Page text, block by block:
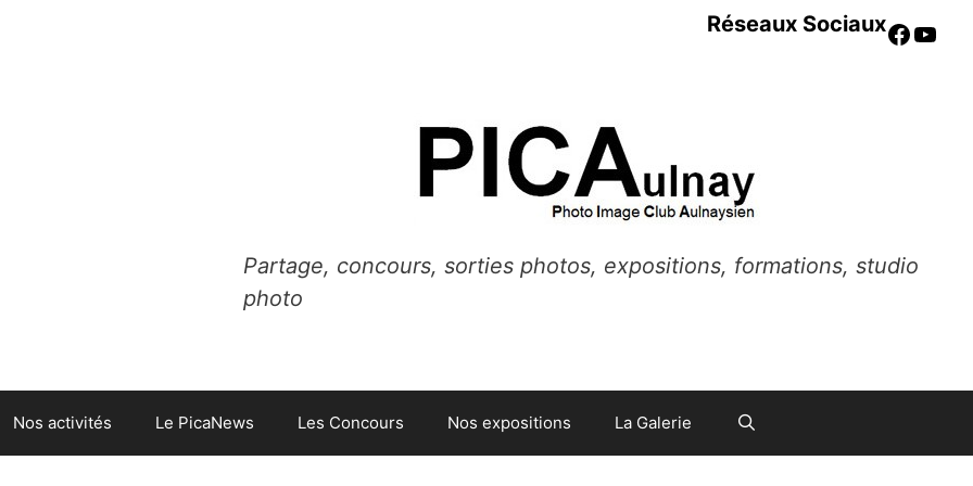
Réseaux Sociaux
Partage, concours, sorties photos, expositions, formations, studio
photo
Nos activités Le PicaNews Les Concours Nos expositions La Galerie